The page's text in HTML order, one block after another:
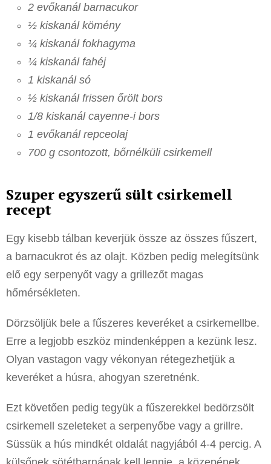
2 evőkanál barnacukor
½ kiskanál kömény
¼ kiskanál fokhagyma
¼ kiskanál fahéj
1 kiskanál só
½ kiskanál frissen őrölt bors
1/8 kiskanál cayenne-i bors
1 evőkanál repceolaj
700 g csontozott, bőrnélküli csirkemell
Szuper egyszerű sült csirkemell
recept
Egy kisebb tálban keverjük össze az összes fűszert,
a barnacukrot és az olajt. Közben pedig melegítsünk
elő egy serpenyőt vagy a grillezőt magas
hőmérsékleten.
Dörzsöljük bele a fűszeres keveréket a csirkemellbe.
Erre a legjobb eszköz mindenképpen a kezünk lesz.
Olyan vastagon vagy vékonyan rétegezhetjük a
keveréket a húsra, ahogyan szeretnénk.
Ezt követően pedig tegyük a fűszerekkel bedörzsölt
csirkemell szeleteket a serpenyőbe vagy a grillre.
Süssük a hús mindkét oldalát nagyjából 4-4 percig. A